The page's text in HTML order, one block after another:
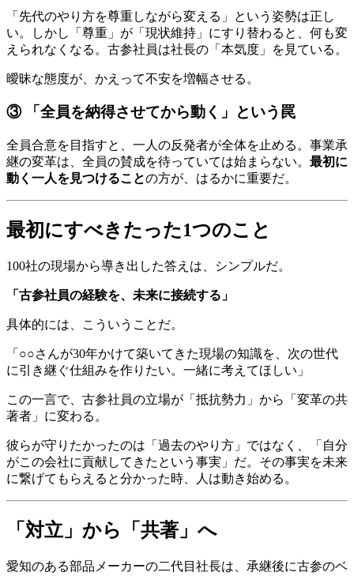
「先代のやり方を尊重しながら変える」という姿勢は正し
い。しかし「尊重」が「現状維持」にすり替わると、何も変
えられなくなる。古参社員は社長の「本気度」を見ている。
曖昧な態度が、かえって不安を増幅させる。
③ 「全員を納得させてから動く」という罠
全員合意を目指すと、一人の反発者が全体を止める。事業承
継の変革は、全員の賛成を待っていては始まらない。 最初に
動く一人を見つけることの方が、はるかに重要だ。
最初にすべきたった1つのこと
100社の現場から導き出した答えは、シンプルだ。
「古参社員の経験を、未来に接続する」
具体的には、こういうことだ。
「○○さんが30年かけて築いてきた現場の知識を、次の世代
に引き継ぐ仕組みを作りたい。一緒に考えてほしい」
この一言で、古参社員の立場が「抵抗勢力」から「変革の共
著者」に変わる。
彼らが守りたかったのは「過去のやり方」ではなく、「自分
がこの会社に貢献してきたという事実」だ。その事実を未来
に繋げてもらえると分かった時、人は動き始める。
「対立」から「共著」へ
愛知のある部品メーカーの二代目社長は、承継後に古参のベ